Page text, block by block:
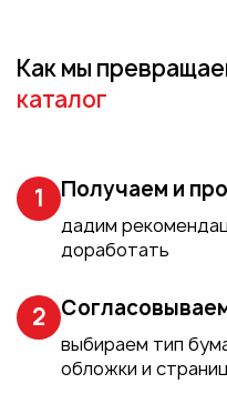
Как мы
каталог
1 Получаем и
дадим
доработать
2
выбираем тип
обложки и